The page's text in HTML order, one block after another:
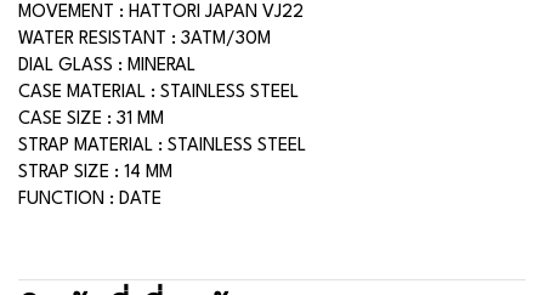
MOVEMENT : HATTORI JAPAN VJ22
WATER RESISTANT : 3ATM/30M
DIAL GLASS : MINERAL
CASE MATERIAL : STAINLESS STEEL
CASE SIZE : 31 MM
STRAP MATERIAL : STAINLESS STEEL
STRAP SIZE : 14 MM
FUNCTION : DATE